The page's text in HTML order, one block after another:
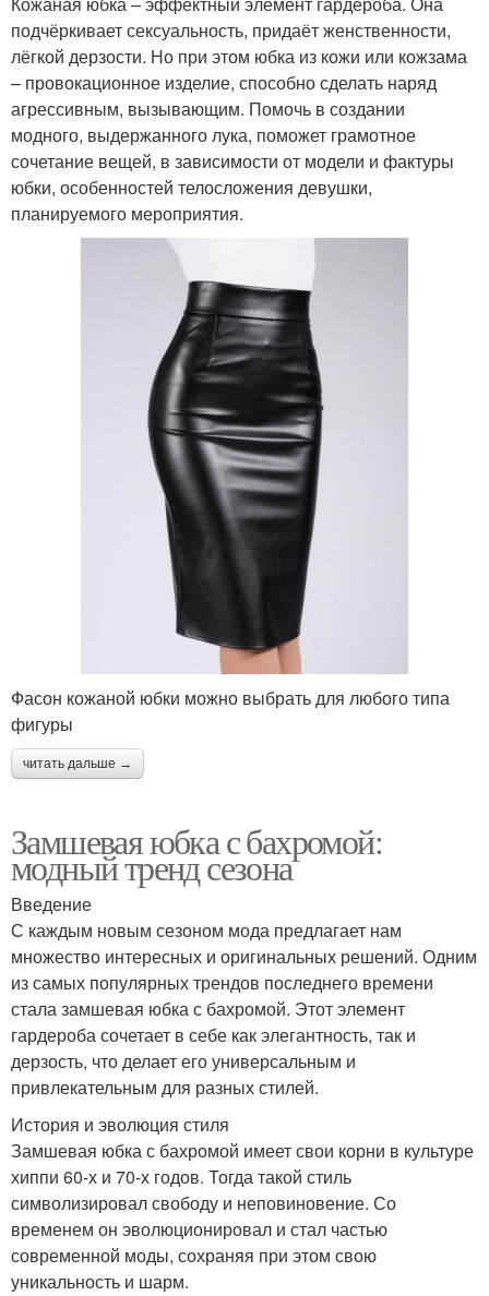
подчёркивает сексуальность, придаёт женственности,
лёгкой дерзости. Но при этом юбка из кожи или кожзама
– провокационное изделие, способно сделать наряд
агрессивным, вызывающим. Помочь в создании
модного, выдержанного лука, поможет грамотное
сочетание вещей, в зависимости от модели и фактуры
юбки, особенностей телосложения девушки,
планируемого мероприятия.
Фасон кожаной юбки можно выбрать для любого типа
фигуры
читать дальше →
Замшевая юбка с бахромой:
модный тренд сезона
Введение
С каждым новым сезоном мода предлагает нам
множество интересных и оригинальных решений. Одним
из самых популярных трендов последнего времени
стала замшевая юбка с бахромой. Этот элемент
гардероба сочетает в себе как элегантность, так и
дерзость, что делает его универсальным и
привлекательным для разных стилей.
История и эволюция стиля
Замшевая юбка с бахромой имеет свои корни в культуре
хиппи 60-х и 70-х годов. Тогда такой стиль
символизировал свободу и неповиновение. Со
временем он эволюционировал и стал частью
современной моды, сохраняя при этом свою
уникальность и шарм.